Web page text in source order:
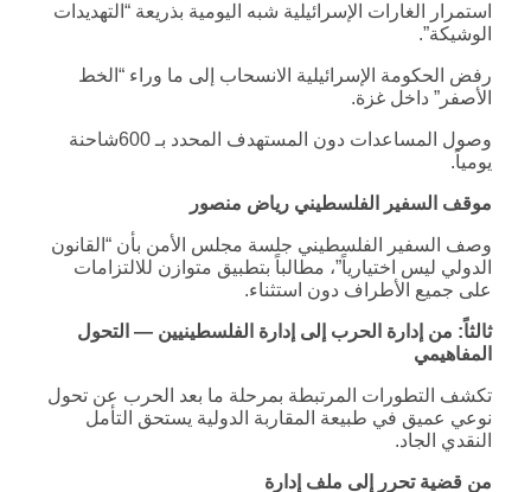
استمرار الغارات الإسرائيلية شبه اليومية بذريعة “التهديدات
الوشيكة”.
رفض الحكومة الإسرائيلية الانسحاب إلى ما وراء “الخط
الأصفر” داخل غزة.
وصول المساعدات دون المستهدف المحدد بـ 600شاحنة
يومياً.
موقف السفير الفلسطيني رياض منصور
وصف السفير الفلسطيني جلسة مجلس الأمن بأن “القانون
الدولي ليس اختيارياً”، مطالباً بتطبيق متوازن للالتزامات
على جميع الأطراف دون استثناء.
ثالثاً: من إدارة الحرب إلى إدارة الفلسطينيين — التحول
المفاهيمي
تكشف التطورات المرتبطة بمرحلة ما بعد الحرب عن تحول
نوعي عميق في طبيعة المقاربة الدولية يستحق التأمل
النقدي الجاد.
من قضية تحرر إلى ملف إدارة